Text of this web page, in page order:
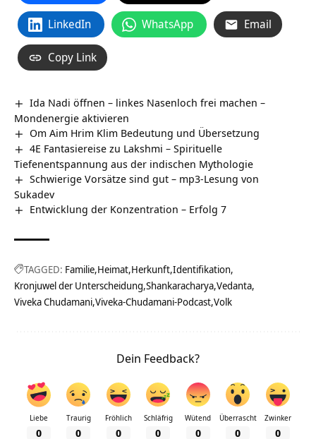
LinkedIn WhatsApp Email
Copy Link
Ida Nadi öffnen – linkes Nasenloch frei machen –
Mondenergie aktivieren
Om Aim Hrim Klim Bedeutung und Übersetzung
4E Fantasiereise zu Lakshmi – Spirituelle
Tiefenentspannung aus der indischen Mythologie
Schwierige Vorsätze sind gut – mp3-Lesung von
Sukadev
Entwicklung der Konzentration – Erfolg 7
TAGGED: Familie Heimat Herkunft Identifikation
Kronjuwel der Unterscheidung Shankaracharya Vedanta
Viveka Chudamani Viveka-Chudamani-Podcast Volk
Dein Feedback?
Liebe
0
Traurig
0
Fröhlich
0
Schläfrig
0
Wütend
0
Überrascht
0
Zwinker
0